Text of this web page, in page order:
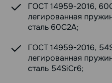
ГОСТ 14959-2016,
легированная
сталь 60С2А;
ГОСТ 14959-2016,
легированная
сталь 54SiCr6;